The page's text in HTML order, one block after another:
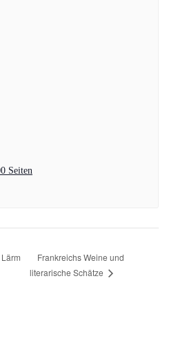
Seiten
Frankreichs Weine und
literarische Schätze